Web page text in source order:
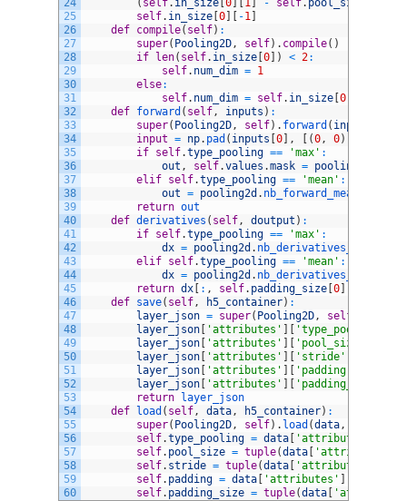
24
25
26
27
28
29
30
31
32
33
34
35
36
37
38
39
40
41
42
43
44
45
46
47
48
49
50
51
52
53
54
55
56
57
58
59
60
( self. in_size 0 1 - self. pool_size
self. in_size 0 -1
def compile( self) :
super( Pooling2D, self) . compile( )
if
len( self. in_size 0 ) < 2:
self. num_dim = 1
else:
self. num_dim = self. in_size 0
def forward ( self, inputs ) :
super( Pooling2D, self) . forward ( inputs
input = np. pad ( inputs 0 , (0, 0)
if self.type_pooling == 'max' :
out , self.values .mask = pooling2d
elif self.type_pooling == 'mean' :
out = pooling2d . nb_forward_mean
return out
def derivatives ( self, doutput ) :
if self.type_pooling == 'max' :
dx = pooling2d . nb_derivatives_max
elif self.type_pooling == 'mean' :
dx = pooling2d . nb_derivatives_mean
return dx : , self. padding_size 0
def save( self, h5_container) :
layer_json = super( Pooling2D, self
layer_json
'attributes' 'type_pooling'
layer_json
'attributes' 'pool_size'
layer_json
'attributes' 'stride'
layer_json
'attributes' 'padding'
layer_json
'attributes' 'padding_size'
return
layer_json
def
load ( self, data, h5_container) :
super( Pooling2D, self) . load (data,
self.type_pooling = data 'attributes'
self. pool_size = tuple(data 'attributes'
self. stride = tuple(data 'attributes'
self. padding = data 'attributes'
self. padding_size = tuple(data
Home
Servicios
Sobre Nosotros
Blog
Contacto